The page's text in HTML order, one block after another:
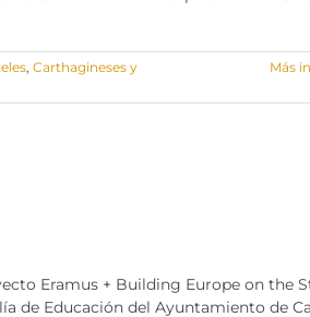
, Carthagineses y
Más
Eramus + Building Europe on the
de Educación del Ayuntamiento de